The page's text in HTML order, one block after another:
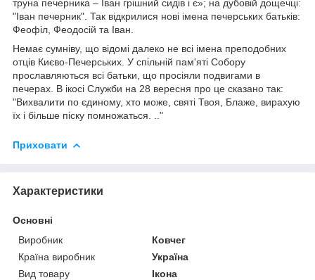
труна печерника – Іван грішний сидів і є»; на дубовій дощечці:
"Іван печерник". Так відкрилися нові імена печерських батьків:
Феофіл, Феодосій та Іван.
Немає сумніву, що відомі далеко не всі імена преподобних
отців Києво-Печерських. У спільній пам'яті Собору
прославляються всі батьки, що просіяли подвигами в
печерах. В ікосі Служби на 28 вересня про це сказано так:
"Вихвалити по єдиному, хто може, святі Твоя, Блаже, вирахую
їх і більше піску помножаться. .."
Приховати
Характеристики
Основні
Виробник
Ковчег
Країна виробник
Україна
Вид товару
Ікона